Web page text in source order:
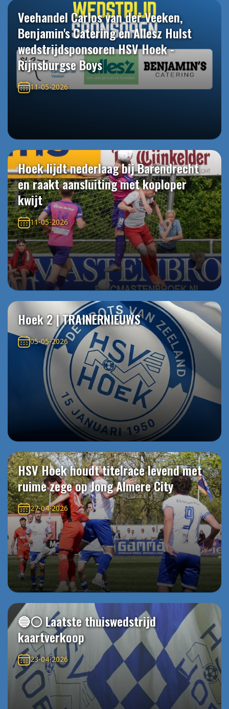
Veehandel Carlos van der Veeken,
Benjamin's Catering en Allesz Hulst
wedstrijdsponsoren HSV Hoek -
Rijnsburgse Boys
11-05-2026
Hoek lijdt nederlaag bij Barendrecht
en raakt aansluiting met koploper
kwijt
11-05-2026
Hoek 2 | TRAINERNIEUWS
05-05-2026
HSV Hoek houdt titelrace levend met
ruime zege op Jong Almere City
27-04-2026
🔵⚪️ Laatste thuiswedstrijd
kaartverkoop
23-04-2026